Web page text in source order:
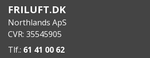
FRILUFT.DK
Northlands ApS
CVR: 35545905
Tlf.: 61 41 00 62